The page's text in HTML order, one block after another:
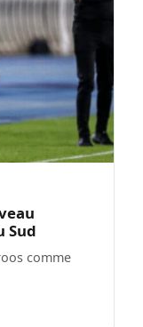
Sud
comme